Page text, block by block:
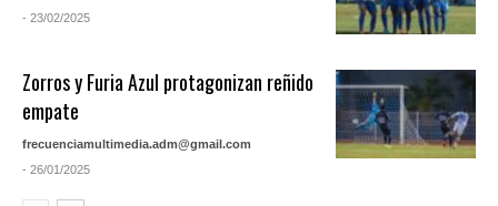
- 23/02/2025
Zorros y Furia Azul protagonizan reñido
empate
frecuenciamultimedia.adm@gmail.com
- 26/01/2025